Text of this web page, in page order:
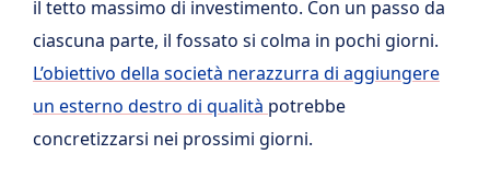
il tetto massimo di investimento. Con un passo da
ciascuna parte, il fossato si colma in pochi giorni.
L’obiettivo della società nerazzurra di aggiungere
un esterno destro di qualità potrebbe
concretizzarsi nei prossimi giorni.